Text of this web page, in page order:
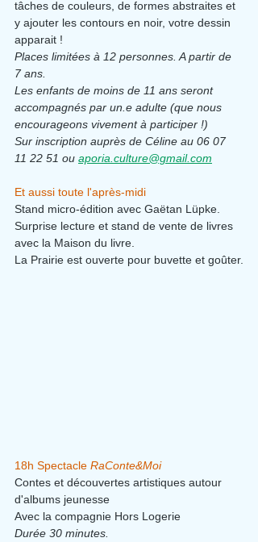
tâches de couleurs, de formes abstraites et
y ajouter les contours en noir, votre dessin
apparait !
Places limitées à 12 personnes. A partir de
7 ans.
Les enfants de moins de 11 ans seront
accompagnés par un.e adulte (que nous
encourageons vivement à participer !)
Sur inscription auprès de Céline au 06 07
11 22 51 ou aporia.culture@gmail.com
Et aussi toute l'après-midi
Stand micro-édition avec Gaëtan Lüpke.
Surprise lecture et stand de vente de livres
avec la Maison du livre.
La Prairie est ouverte pour buvette et goûter.
18h Spectacle RaConte&Moi
Contes et découvertes artistiques autour
d'albums jeunesse
Avec la compagnie Hors Logerie
Durée 30 minutes.